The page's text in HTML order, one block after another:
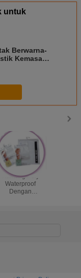
untuk
Berwarna-
Kemasan
Kantong Poly
Waterproof
Dengan